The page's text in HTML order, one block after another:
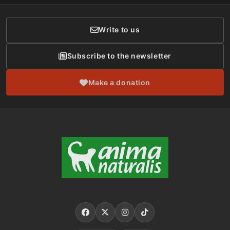
Donor Care
Write to us
Subscribe to the newsletter
Make a donation